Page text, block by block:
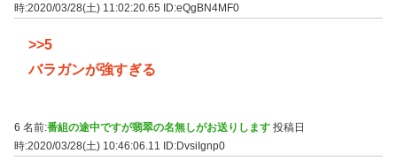
時:2020/03/28(土) 11:02:20.65 ID:eQgBN4MF0
>>5
バラガンが強すぎる
6 名前:番組の途中ですが翡翠の名無しがお送りします 投稿日
時:2020/03/28(土) 10:46:06.11
ID:DvsiIgnp0